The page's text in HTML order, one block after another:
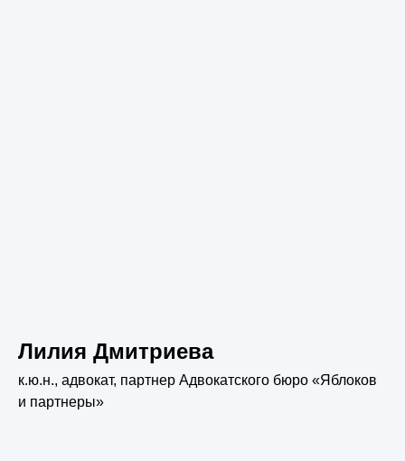
Лилия Дмитриева
к.ю.н., адвокат, партнер Адвокатского бюро «Яблоков
и партнеры»